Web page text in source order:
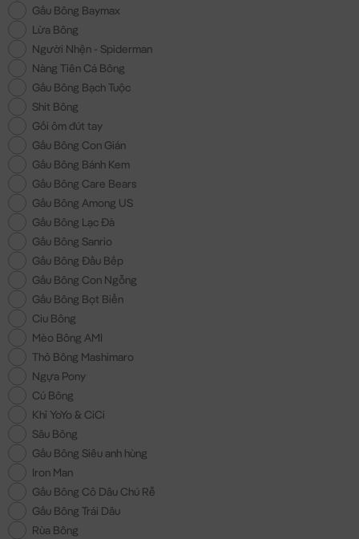
Gấu Bông Baymax
Lừa Bông
Người Nhện - Spiderman
Nàng Tiên Cá Bông
Gấu Bông Bạch Tuộc
Shit Bông
Gối ôm đút tay
Gấu Bông Con Gián
Gấu Bông Bánh Kem
Gấu Bông Care Bears
Gấu Bông Among US
Gấu Bông Lạc Đà
Gấu Bông Sanrio
Gấu Bông Đầu Bếp
Gấu Bông Con Ngỗng
Gấu Bông Bọt Biển
Ciu Bông
Mèo Bông AMI
Thỏ Bông Mashimaro
Ngựa Pony
Cú Bông
Khỉ YoYo & CiCi
Sâu Bông
Gấu Bông Siêu anh hùng
Iron Man
Gấu Bông Cô Dâu Chú Rễ
Gấu Bông Trái Dâu
Rùa Bông